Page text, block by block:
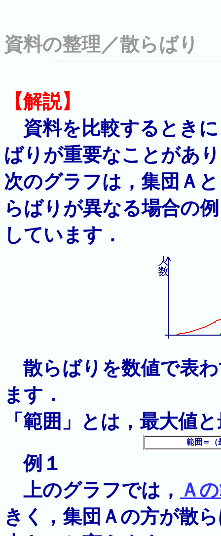
資料の整理／散らばり
【解説】
資料を比較するとき
ばりが重要なことがあ
次のグラフは，集団Ａ
らばりが異なる場合の
しています．
散らばりを数値で表
ます．
「範囲」とは，最大値
範囲＝（
例１
上のグラフでは， Ａ
きく，集団Ａの方が散